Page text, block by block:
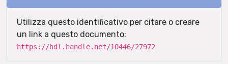
Utilizza questo identificativo per citare o creare
un link a questo documento:
https://hdl.handle.net/10446/27972